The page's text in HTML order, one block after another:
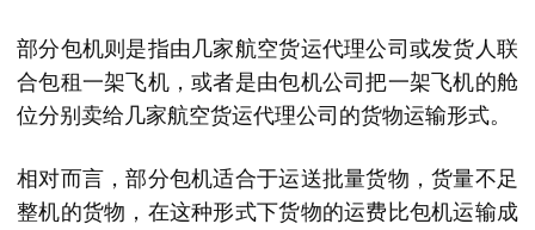
部分包机则是指由几家航空货运代理公司或发货人联
合包租一架飞机，或者是由包机公司把一架飞机的舱
位分别卖给几家航空货运代理公司的货物运输形式。
相对而言，部分包机适合于运送批量货物，货量不足
整机的货物，在这种形式下货物的运费比包机运输成